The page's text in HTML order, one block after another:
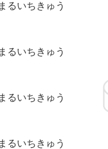
るいちきゅう
るいちきゅう
るいちきゅう
るいちきゅう